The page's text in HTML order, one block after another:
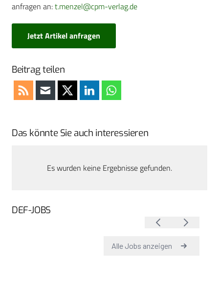
anfragen an:t.menzel@cpm-verlag.de
Jetzt Artikel anfragen
Beitrag teilen
Das könnte Sie auch interessieren
Es wurden keine Ergebnisse gefunden.
DEF-JOBS